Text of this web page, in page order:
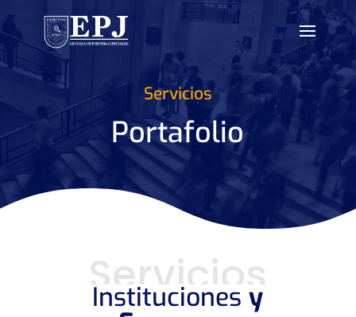
Servicios
Portafolio
Servicios
Instituciones y